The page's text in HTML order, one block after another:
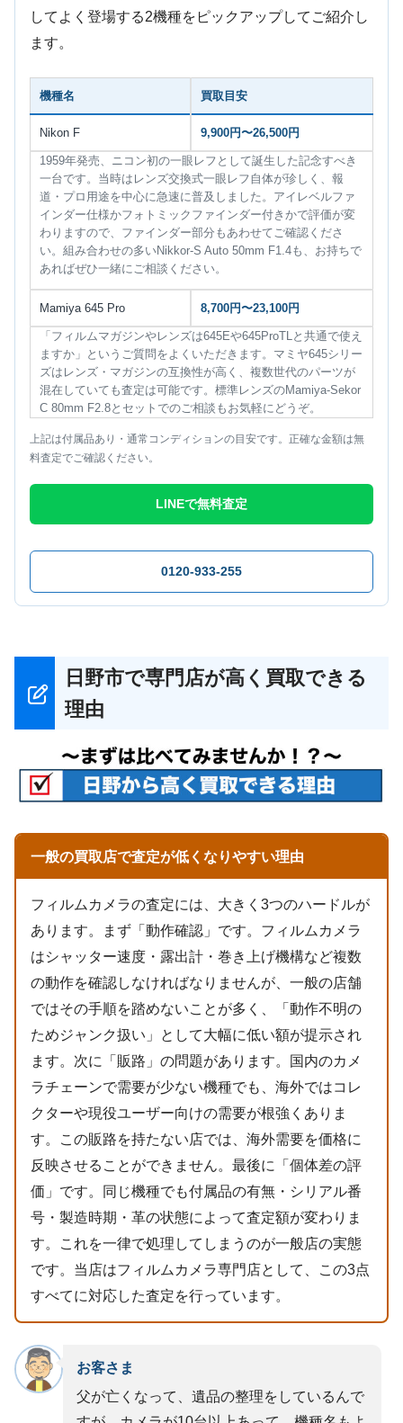
してよく登場する2機種をピックアップしてご紹介し
ます。
機種名 買取目安
Nikon F 9,900円〜26,500円
1959年発売、ニコン初の一眼レフとして誕生した記念すべき
一台です。当時はレンズ交換式一眼レフ自体が珍しく、報
道・プロ用途を中心に急速に普及しました。アイレベルファ
インダー仕様かフォトミックファインダー付きかで評価が変
わりますので、ファインダー部分もあわせてご確認くださ
い。組み合わせの多いNikkor-S Auto 50mm F1.4も、お持ちで
あればぜひ一緒にご相談ください。
Mamiya 645 Pro 8,700円〜23,100円
「フィルムマガジンやレンズは645Eや645ProTLと共通で使え
ますか」というご質問をよくいただきます。マミヤ645シリー
ズはレンズ・マガジンの互換性が高く、複数世代のパーツが
混在していても査定は可能です。標準レンズのMamiya-Sekor
C 80mm F2.8とセットでのご相談もお気軽にどうぞ。
上記は付属品あり・通常コンディションの目安です。正確な金額は無
料査定でご確認ください。
LINEで無料査定
0120-933-255
日野市で専門店が高く買取できる
理由
一般の買取店で査定が低くなりやすい理由
フィルムカメラの査定には、大きく3つのハードルが
あります。まず「動作確認」です。フィルムカメラ
はシャッター速度・露出計・巻き上げ機構など複数
の動作を確認しなければなりませんが、一般の店舗
ではその手順を踏めないことが多く、「動作不明の
ためジャンク扱い」として大幅に低い額が提示され
ます。次に「販路」の問題があります。国内のカメ
ラチェーンで需要が少ない機種でも、海外ではコレ
クターや現役ユーザー向けの需要が根強くありま
す。この販路を持たない店では、海外需要を価格に
反映させることができません。最後に「個体差の評
価」です。同じ機種でも付属品の有無・シリアル番
号・製造時期・革の状態によって査定額が変わりま
す。これを一律で処理してしまうのが一般店の実態
です。当店はフィルムカメラ専門店として、この3点
すべてに対応した査定を行っています。
お客さま
父が亡くなって、遺品の整理をしているんで